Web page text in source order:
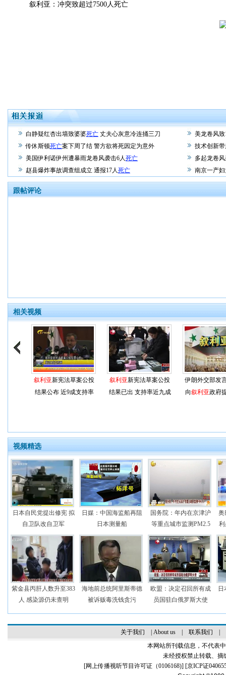
叙利亚：冲突致超过7500人死亡
白静疑红杏出墙致婆婆死亡 丈夫心灰意冷连捅三刀
美龙卷风致
传休斯顿死亡案下周了结 警方欲将死因定为意外
技术创新
美国伊利诺伊州遭暴雨龙卷风袭击6人死亡
多起龙卷
赵县爆炸事故调查组成立 通报17人死亡 南京一产
跟帖评论
相关视频
叙利亚新宪法草案公投
结果公布 近9成支持率
叙利亚新宪法草案公投
结果已出 支持率近九成
伊朗外交部发
向叙利亚政府
视频精选
日本自民党提出修宪 拟
自卫队改自卫军
日媒：中国海监船再阻
日本测量船
国务院：年内在京津沪
等重点城市监测PM2.5
奥
紫金县丙肝人数升至383
人 感染源仍未查明
海地前总统阿里斯蒂德
被诉贩毒洗钱贪污
欧盟：决定召回所有成
员国驻白俄罗斯大使
日
关于我们 About us| 联系我们
本网站所刊载信息，不代表
未经授权禁止转载、摘
[网上传播视听节目许可证（0106168)] [京ICP证